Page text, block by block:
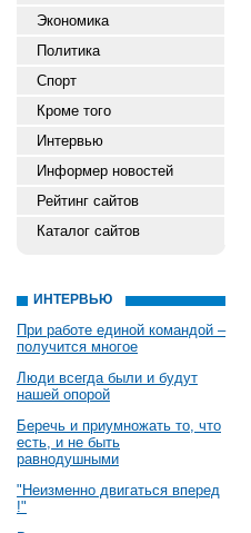
Экономика
Политика
Спорт
Кроме того
Интервью
Информер новостей
Рейтинг сайтов
Каталог сайтов
ИНТЕРВЬЮ
При работе единой командой –
получится многое
Люди всегда были и будут
нашей опорой
Беречь и приумножать то, что
есть, и не быть
равнодушными
"Неизменно двигаться вперед
!"